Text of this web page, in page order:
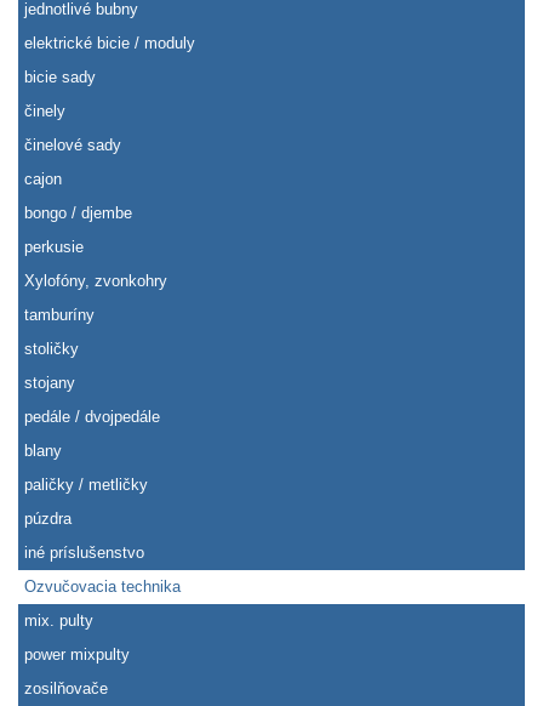
jednotlivé bubny
elektrické bicie / moduly
bicie sady
činely
činelové sady
cajon
bongo / djembe
perkusie
Xylofóny, zvonkohry
tamburíny
stoličky
stojany
pedále / dvojpedále
blany
paličky / metličky
púzdra
iné príslušenstvo
Ozvučovacia technika
mix. pulty
power mixpulty
zosilňovače